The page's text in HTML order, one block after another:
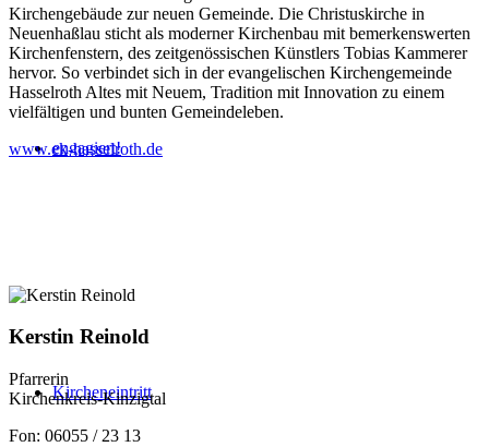
engagiert!
Kircheneintritt
Kirchengebäude zur neuen Gemeinde. Die Christuskirche in
Neuenhaßlau sticht als moderner Kirchenbau mit bemerkenswerten
Kirchenfenstern, des zeitgenössischen Künstlers Tobias Kammerer
hervor. So verbindet sich in der evangelischen Kirchengemeinde
Hasselroth Altes mit Neuem, Tradition mit Innovation zu einem
vielfältigen und bunten Gemeindeleben.
www.ek-hasselroth.de
Kerstin Reinold
Pfarrerin
Kirchenkreis-Kinzigtal
Fon: 06055 / 23 13